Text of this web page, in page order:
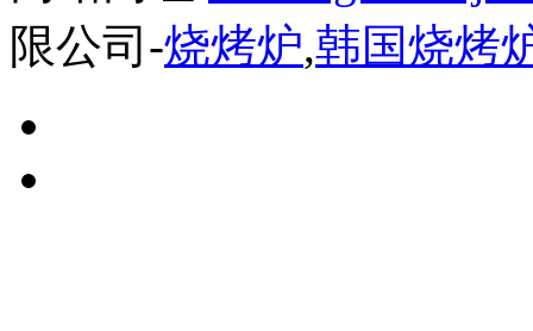
限公司-烧烤炉,韩国烧烤